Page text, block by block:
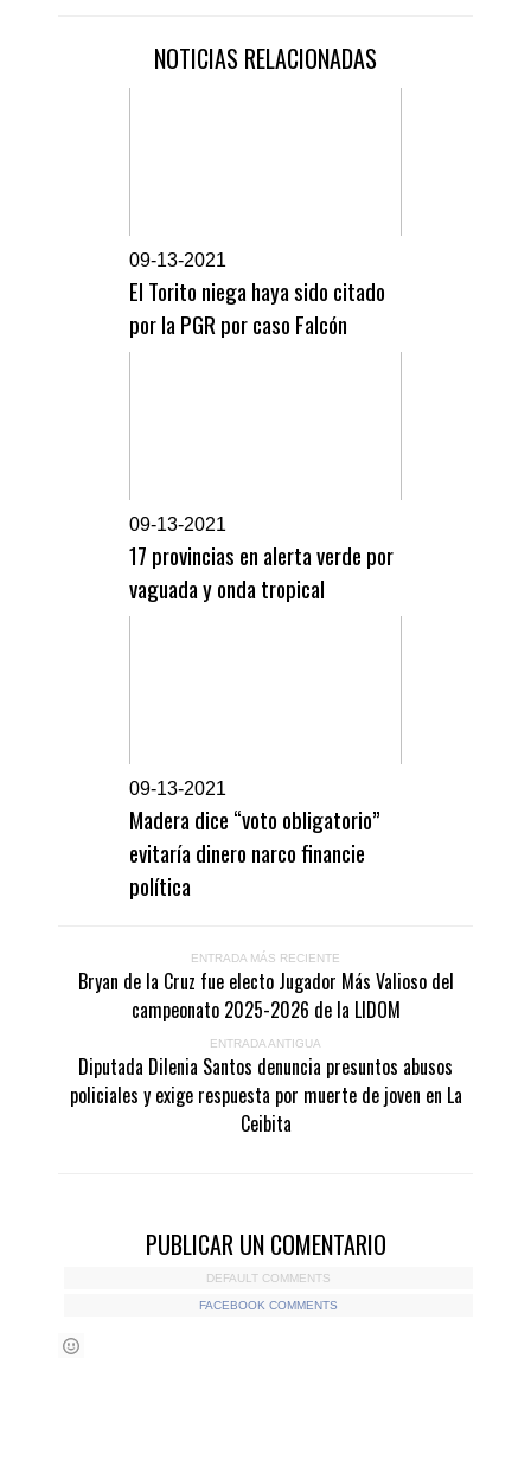
NOTICIAS RELACIONADAS
09-13-2021
El Torito niega haya sido citado
por la PGR por caso Falcón
09-13-2021
17 provincias en alerta verde por
vaguada y onda tropical
09-13-2021
Madera dice “voto obligatorio”
evitaría dinero narco financie
política
ENTRADA MÁS RECIENTE
Bryan de la Cruz fue electo Jugador Más Valioso del
campeonato 2025-2026 de la LIDOM
ENTRADA ANTIGUA
Diputada Dilenia Santos denuncia presuntos abusos
policiales y exige respuesta por muerte de joven en La
Ceibita
PUBLICAR UN COMENTARIO
DEFAULT COMMENTS
FACEBOOK COMMENTS